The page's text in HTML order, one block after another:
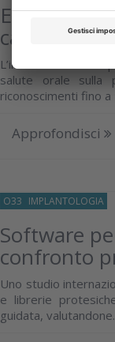
EFP Digital
candidature
L’iniziativa
salute orale sulla
riconoscimenti fino
Approfondisci
O33 IMPLANTOLOGIA
Software
confronto
Uno studio
e librerie
guidata,